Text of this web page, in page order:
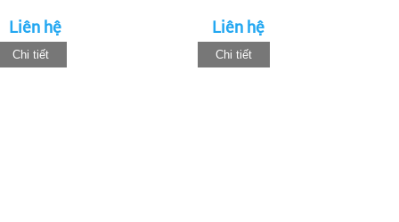
Liên hệ
Chi tiết
Liên hệ
Chi tiết